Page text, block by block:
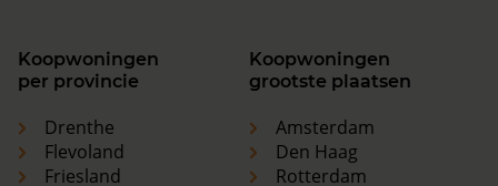
Koopwoningen
per provincie
Drenthe
Flevoland
Friesland
Koopwoningen
grootste plaatsen
Amsterdam
Den Haag
Rotterdam